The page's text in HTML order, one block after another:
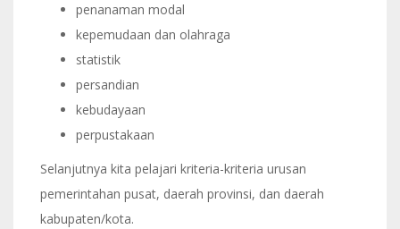
penanaman modal
kepemudaan dan olahraga
statistik
persandian
kebudayaan
perpustakaan
Selanjutnya kita pelajari kriteria-kriteria urusan
pemerintahan pusat, daerah provinsi, dan daerah
kabupaten/kota.